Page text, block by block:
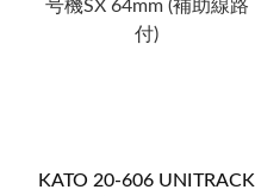
KATO 20-606 UNITRACK